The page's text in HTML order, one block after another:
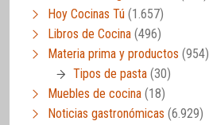
Hoy Cocinas Tú (1.657)
Libros de Cocina (496)
Materia prima y productos (954)
Tipos de pasta (30)
Muebles de cocina (18)
Noticias gastronómicas (6.929)